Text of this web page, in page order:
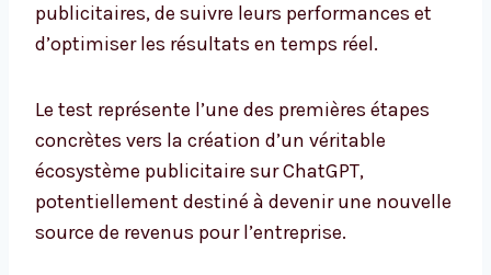
publicitaires, de suivre leurs performances et
d’optimiser les résultats en temps réel.
Le test représente l’une des premières étapes
concrètes vers la création d’un véritable
écosystème publicitaire sur ChatGPT,
potentiellement destiné à devenir une nouvelle
source de revenus pour l’entreprise.